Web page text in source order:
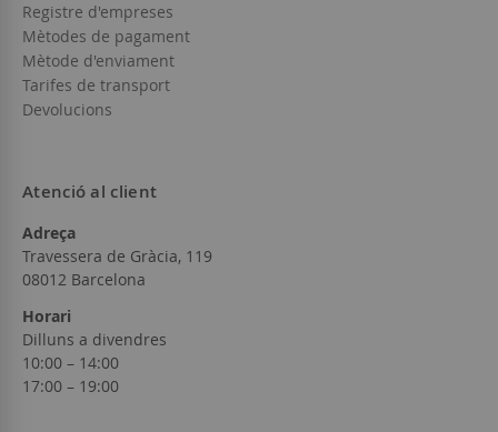
Registre d'empreses
Mètodes de pagament
Mètode d'enviament
Tarifes de transport
Devolucions
Atenció al client
Adreça
Travessera de Gràcia, 119
08012 Barcelona
Horari
Dilluns a divendres
10:00 – 14:00
17:00 – 19:00